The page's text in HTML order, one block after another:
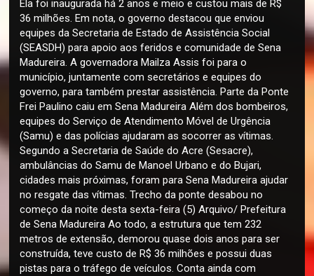
Ela foi inaugurada há 2 anos e meio e custou mais de R$
36 milhões. Em nota, o governo destacou que enviou
equipes da Secretaria de Estado de Assistência Social
(SEASDH) para apoio aos feridos e comunidade de Sena
Madureira. A governadora Mailza Assis foi para o
município, juntamente com secretários e equipes do
governo, para também prestar assistência. Parte da Ponte
Frei Paulino caiu em Sena Madureira Além dos bombeiros,
equipes do Serviço de Atendimento Móvel de Urgência
(Samu) e das polícias ajudaram as socorrer as vítimas.
Segundo a Secretaria de Saúde do Acre (Sesacre),
ambulâncias do Samu de Manoel Urbano e do Bujari,
cidades mais próximas, foram para Sena Madureira ajudar
no resgate das vítimas. Trecho da ponte desabou no
começo da noite desta sexta-feira (5) Arquivo/ Prefeitura
de Sena Madureira Ao todo, a estrutura que tem 232
metros de extensão, demorou quase dois anos para ser
construída, teve custo de R$ 36 milhões e possui duas
pistas para o tráfego de veículos. Conta ainda com